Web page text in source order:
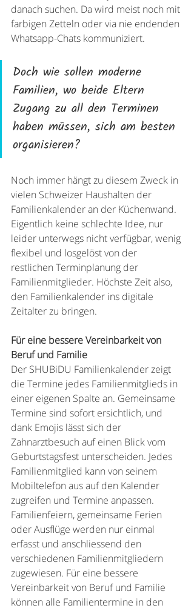
danach suchen. Da wird meist noch mit
farbigen Zetteln oder via nie endenden
Whatsapp-Chats kommuniziert.
Doch wie sollen moderne
Familien, wo beide Eltern
Zugang zu all den Terminen
haben müssen, sich am besten
organisieren?
Noch immer hängt zu diesem Zweck in
vielen Schweizer Haushalten der
Familienkalender an der Küchenwand.
Eigentlich keine schlechte Idee, nur
leider unterwegs nicht verfügbar, wenig
flexibel und losgelöst von der
restlichen Terminplanung der
Familienmitglieder. Höchste Zeit also,
den Familienkalender ins digitale
Zeitalter zu bringen.
Für eine bessere Vereinbarkeit von
Beruf und Familie
Der SHUBiDU Familienkalender zeigt
die Termine jedes Familienmitglieds in
einer eigenen Spalte an. Gemeinsame
Termine sind sofort ersichtlich, und
dank Emojis lässt sich der
Zahnarztbesuch auf einen Blick vom
Geburtstagsfest unterscheiden. Jedes
Familienmitglied kann von seinem
Mobiltelefon aus auf den Kalender
zugreifen und Termine anpassen.
Familienfeiern, gemeinsame Ferien
oder Ausflüge werden nur einmal
erfasst und anschliessend den
verschiedenen Familienmitgliedern
zugewiesen. Für eine bessere
Vereinbarkeit von Beruf und Familie
können alle Familientermine in den